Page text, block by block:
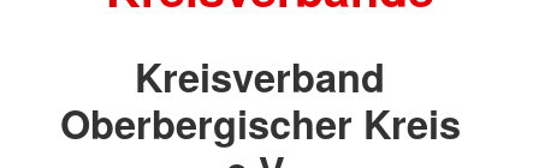
Kreisverband
Oberbergischer Kreis